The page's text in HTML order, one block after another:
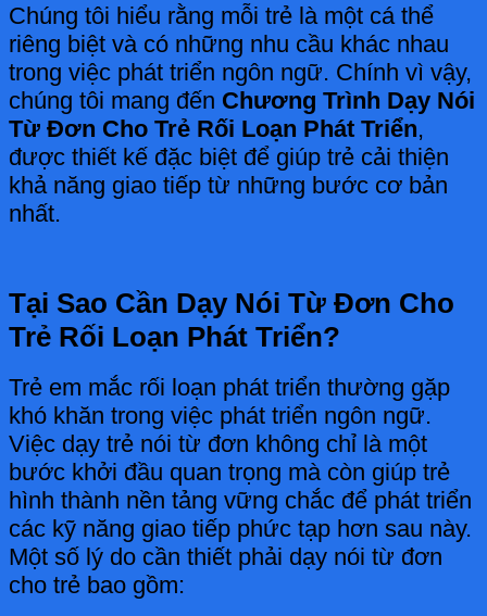
Chúng tôi hiểu rằng mỗi trẻ là một cá thể
riêng biệt và có những nhu cầu khác nhau
trong việc phát triển ngôn ngữ. Chính vì vậy,
chúng tôi mang đến Chương Trình Dạy Nói
Từ Đơn Cho Trẻ Rối Loạn Phát Triển,
được thiết kế đặc biệt để giúp trẻ cải thiện
khả năng giao tiếp từ những bước cơ bản
nhất.
Tại Sao Cần Dạy Nói Từ Đơn Cho
Trẻ Rối Loạn Phát Triển?
Trẻ em mắc rối loạn phát triển thường gặp
khó khăn trong việc phát triển ngôn ngữ.
Việc dạy trẻ nói từ đơn không chỉ là một
bước khởi đầu quan trọng mà còn giúp trẻ
hình thành nền tảng vững chắc để phát triển
các kỹ năng giao tiếp phức tạp hơn sau này.
Một số lý do cần thiết phải dạy nói từ đơn
cho trẻ bao gồm: